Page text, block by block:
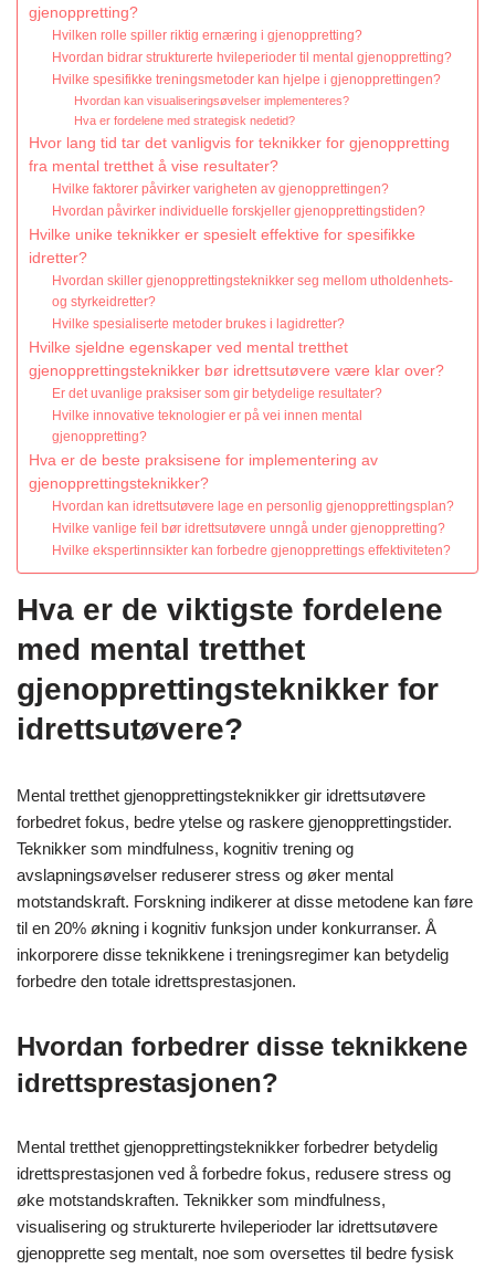
gjenoppretting?
Hvilken rolle spiller riktig ernæring i gjenoppretting?
Hvordan bidrar strukturerte hvileperioder til mental gjenoppretting?
Hvilke spesifikke treningsmetoder kan hjelpe i gjenopprettingen?
Hvordan kan visualiseringsøvelser implementeres?
Hva er fordelene med strategisk nedetid?
Hvor lang tid tar det vanligvis for teknikker for gjenoppretting
fra mental tretthet å vise resultater?
Hvilke faktorer påvirker varigheten av gjenopprettingen?
Hvordan påvirker individuelle forskjeller gjenopprettingstiden?
Hvilke unike teknikker er spesielt effektive for spesifikke
idretter?
Hvordan skiller gjenopprettingsteknikker seg mellom utholdenhets-
og styrkeidretter?
Hvilke spesialiserte metoder brukes i lagidretter?
Hvilke sjeldne egenskaper ved mental tretthet
gjenopprettingsteknikker bør idrettsutøvere være klar over?
Er det uvanlige praksiser som gir betydelige resultater?
Hvilke innovative teknologier er på vei innen mental
gjenoppretting?
Hva er de beste praksisene for implementering av
gjenopprettingsteknikker?
Hvordan kan idrettsutøvere lage en personlig gjenopprettingsplan?
Hvilke vanlige feil bør idrettsutøvere unngå under gjenoppretting?
Hvilke ekspertinnsikter kan forbedre gjenopprettings effektiviteten?
Hva er de viktigste fordelene
med mental tretthet
gjenopprettingsteknikker for
idrettsutøvere?
Mental tretthet gjenopprettingsteknikker gir idrettsutøvere
forbedret fokus, bedre ytelse og raskere gjenopprettingstider.
Teknikker som mindfulness, kognitiv trening og
avslapningsøvelser reduserer stress og øker mental
motstandskraft. Forskning indikerer at disse metodene kan føre
til en 20% økning i kognitiv funksjon under konkurranser. Å
inkorporere disse teknikkene i treningsregimer kan betydelig
forbedre den totale idrettsprestasjonen.
Hvordan forbedrer disse teknikkene
idrettsprestasjonen?
Mental tretthet gjenopprettingsteknikker forbedrer betydelig
idrettsprestasjonen ved å forbedre fokus, redusere stress og
øke motstandskraften. Teknikker som mindfulness,
visualisering og strukturerte hvileperioder lar idrettsutøvere
gjenopprette seg mentalt, noe som oversettes til bedre fysisk